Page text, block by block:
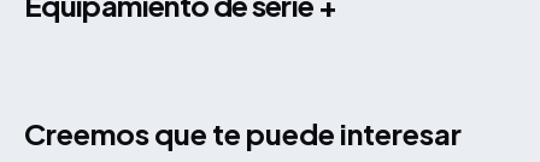
Creemos que te puede interesar